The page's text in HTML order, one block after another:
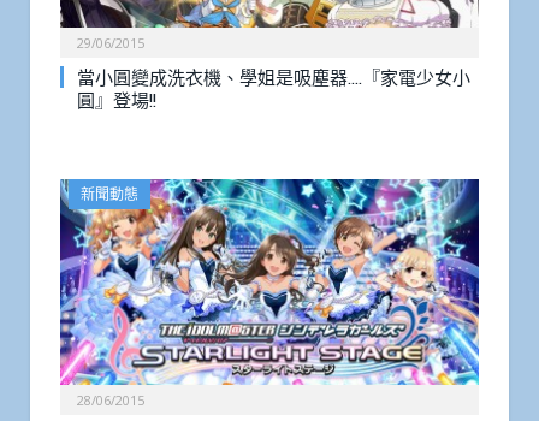
29/06/2015
當小圓變成洗衣機、學姐是吸塵器….『家電少女小
圓』登場!!
新聞動態
28/06/2015